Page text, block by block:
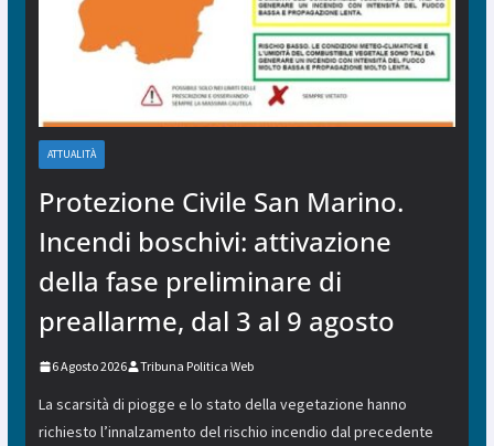
ATTUALITÀ
Protezione Civile San Marino.
Incendi boschivi: attivazione
della fase preliminare di
preallarme, dal 3 al 9 agosto
6 Agosto 2026 Tribuna Politica Web
La scarsità di piogge e lo stato della vegetazione hanno
richiesto l’innalzamento del rischio incendio dal precedente